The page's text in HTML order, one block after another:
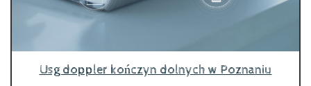
Usg doppler kończyn dolnych w Poznaniu